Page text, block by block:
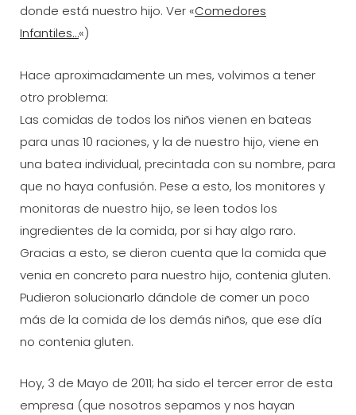
donde está nuestro hijo. Ver «Comedores
Infantiles…«)
Hace aproximadamente un mes, volvimos a tener
otro problema:
Las comidas de todos los niños vienen en bateas
para unas 10 raciones, y la de nuestro hijo, viene en
una batea individual, precintada con su nombre, para
que no haya confusión. Pese a esto, los monitores y
monitoras de nuestro hijo, se leen todos los
ingredientes de la comida, por si hay algo raro.
Gracias a esto, se dieron cuenta que la comida que
venia en concreto para nuestro hijo, contenia gluten.
Pudieron solucionarlo dándole de comer un poco
más de la comida de los demás niños, que ese dí­a
no contenia gluten.
Hoy, 3 de Mayo de 2011; ha sido el tercer error de esta
empresa (que nosotros sepamos y nos hayan